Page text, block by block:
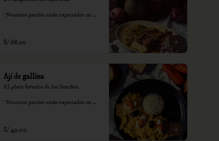
*Nuestros precios están expresados en
S/ 68.00
Ají de gallina
El plato favorito de los limeños.
*Nuestros precios están expresados en
S/ 49.00